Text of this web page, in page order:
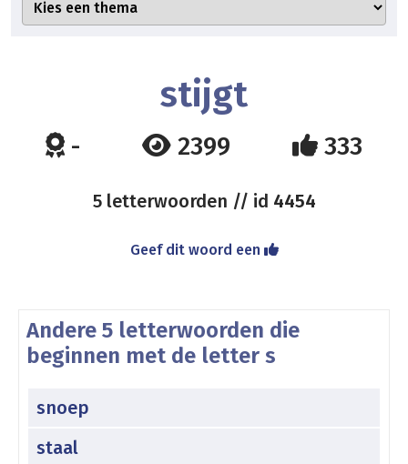
stijgt
- 2399 333
5 letterwoorden // id 4454
Geef dit woord een
Andere 5 letterwoorden die
beginnen met de letter s
snoep
staal